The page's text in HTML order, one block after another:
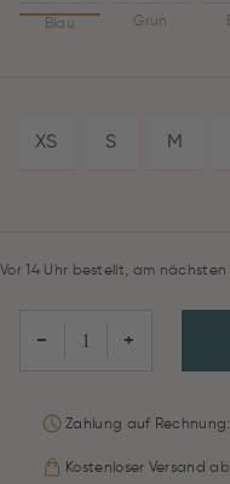
Blau Grün
XS S M
Vor 14 Uhr bestellt, am
− +
Zahlung auf
Kostenloser Versand ab